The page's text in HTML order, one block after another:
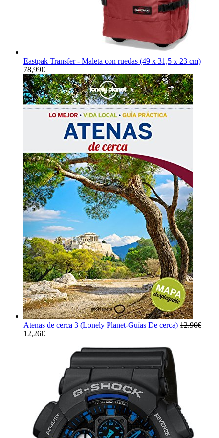
Eastpak Transfer - Maleta con ruedas (49 x 31,5 x 23 cm)
78,99€
Atenas de cerca 3 (Lonely Planet-Guías De cerca) 12,90€
El
12,26€El
12,26€.